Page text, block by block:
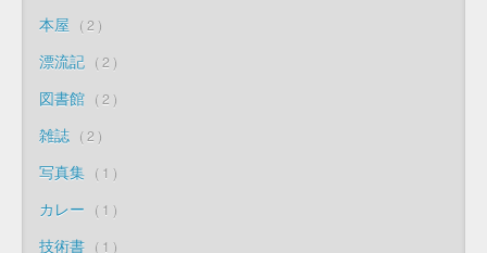
本屋 2
漂流記 2
図書館 2
雑誌 2
写真集 1
カレー 1
技術書 1